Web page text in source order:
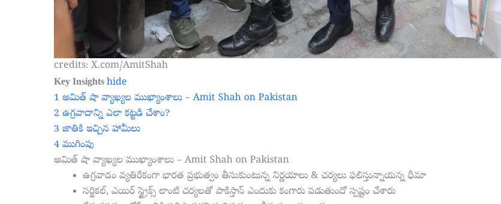
credits: X.com/AmitShah
Key Insights hide
1 అమిత్ షా వ్యాఖ్యల ముఖ్యాంశాలు – Amit Shah on Pakistan
2 ఉగ్రవాదాన్ని ఎలా కట్టడి చేశాం?
3 జాతికి ఇచ్చిన హామీలు
4 ముగింపు
అమిత్ షా వ్యాఖ్యల ముఖ్యాంశాలు – Amit Shah on Pakistan
ఉగ్రవాదం వ్యతిరేకంగా భారత ప్రభుత్వం తీసుకుంటున్న నిర్ణయాలు & చర్యలు ఫలిస్తున్నాయన్న ధీమా
సర్జికల్, ఎయిర్ స్ట్రైక్స్ లాంటి చర్యలతో పాకిస్తాన్ ఎందుకు కంగారు పడుతుందో స్పష్టం చేశారు